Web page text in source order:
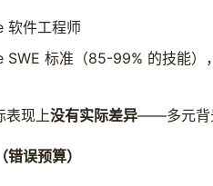
软件工程师
标准（85-99% 的技能）
表现上没有实际差异——多元背
误预算）